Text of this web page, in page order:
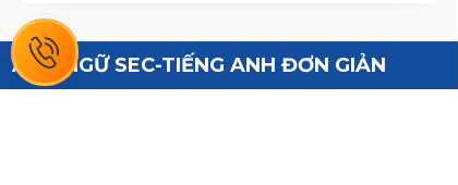
ANH NGỮ SEC-TIẾNG ANH ĐƠN GIẢN